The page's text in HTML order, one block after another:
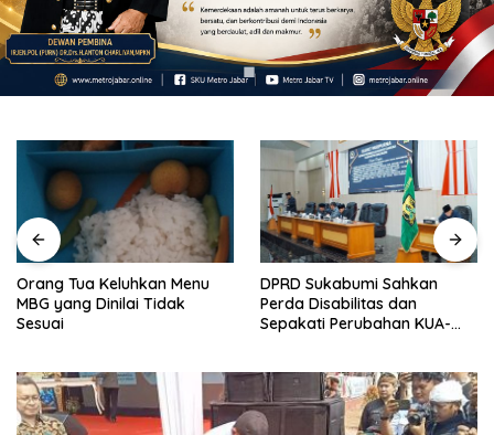
Orang Tua Keluhkan Menu
MBG yang Dinilai Tidak
Sesuai
DPRD Sukabumi Sahkan
Perda Disabilitas dan
Sepakati Perubahan KUA-